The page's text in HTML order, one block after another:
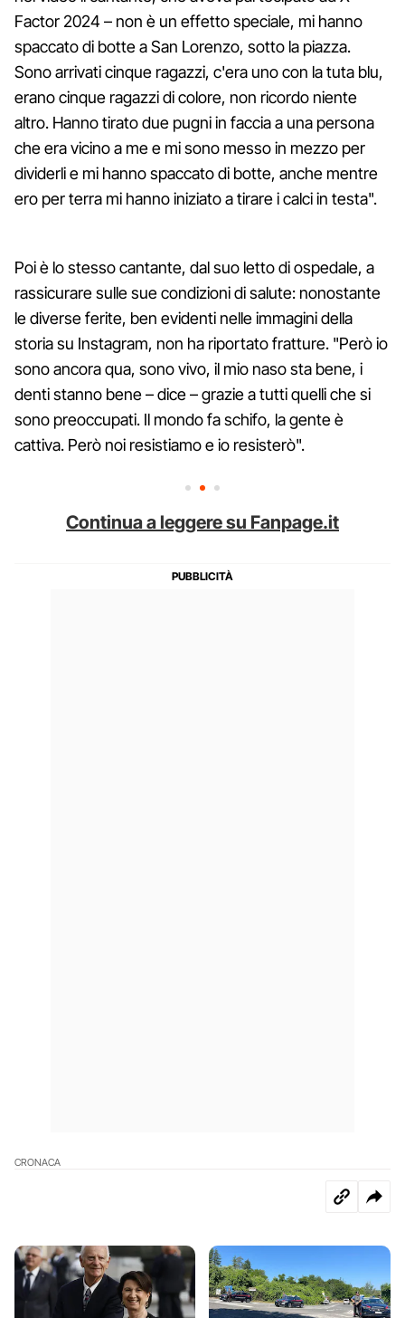
Factor 2024 – non è un effetto speciale, mi hanno
spaccato di botte a San Lorenzo, sotto la piazza.
Sono arrivati cinque ragazzi, c'era uno con la tuta blu,
erano cinque ragazzi di colore, non ricordo niente
altro. Hanno tirato due pugni in faccia a una persona
che era vicino a me e mi sono messo in mezzo per
dividerli e mi hanno spaccato di botte, anche mentre
ero per terra mi hanno iniziato a tirare i calci in testa".
Poi è lo stesso cantante, dal suo letto di ospedale, a
rassicurare sulle sue condizioni di salute: nonostante
le diverse ferite, ben evidenti nelle immagini della
storia su Instagram, non ha riportato fratture. "Però io
sono ancora qua, sono vivo, il mio naso sta bene, i
denti stanno bene – dice – grazie a tutti quelli che si
sono preoccupati. Il mondo fa schifo, la gente è
cattiva. Però noi resistiamo e io resisterò".
Continua a leggere su Fanpage.it
CRONACA